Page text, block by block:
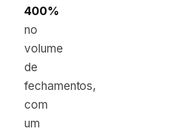
400%
no
volume
de
fechamentos,
com
um